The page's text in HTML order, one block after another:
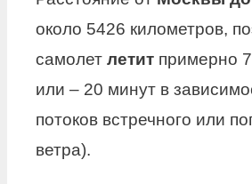
около 5426 километров,
самолет летит примерно
или – 20 минут в
потоков встречного или
ветра).